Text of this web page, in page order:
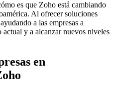
es que Zoho está cambiando
Al ofrecer soluciones
a las empresas a
y a alcanzar nuevos niveles
en